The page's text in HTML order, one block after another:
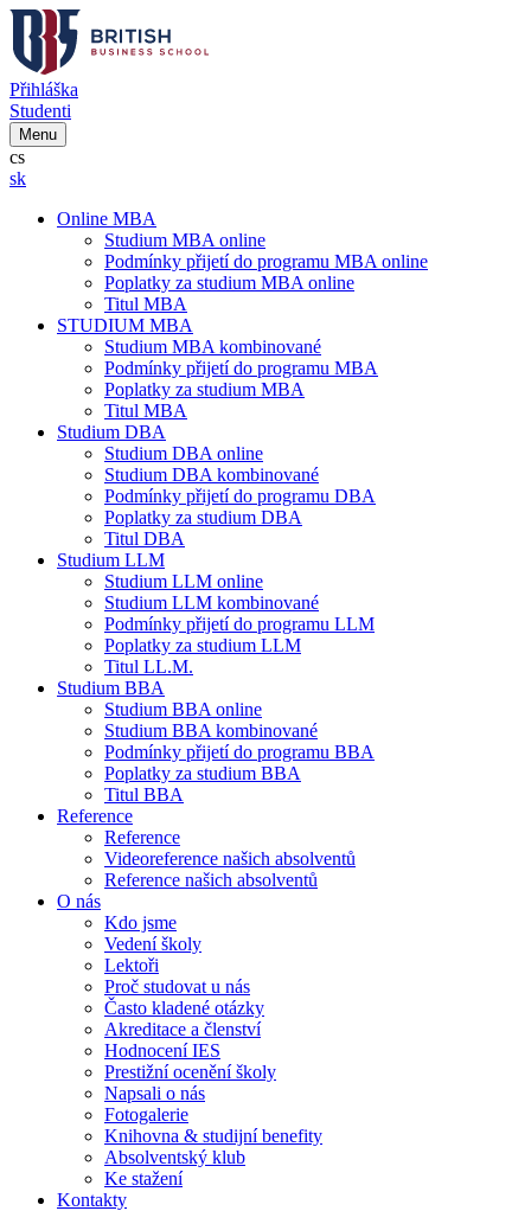
Přihláška
Studenti
Menu
cs
sk
Online MBA
Studium MBA online
Podmínky přijetí do programu MBA online
Poplatky za studium MBA online
Titul MBA
STUDIUM MBA
Studium MBA kombinované
Podmínky přijetí do programu MBA
Poplatky za studium MBA
Titul MBA
Studium DBA
Studium DBA online
Studium DBA kombinované
Podmínky přijetí do programu DBA
Poplatky za studium DBA
Titul DBA
Studium LLM
Studium LLM online
Studium LLM kombinované
Podmínky přijetí do programu LLM
Poplatky za studium LLM
Titul LL.M.
Studium BBA
Studium BBA online
Studium BBA kombinované
Podmínky přijetí do programu BBA
Poplatky za studium BBA
Titul BBA
Reference
Reference
Videoreference našich absolventů
Reference našich absolventů
O nás
Kdo jsme
Vedení školy
Lektoři
Proč studovat u nás
Často kladené otázky
Akreditace a členství
Hodnocení IES
Prestižní ocenění školy
Napsali o nás
Fotogalerie
Knihovna & studijní benefity
Absolventský klub
Ke stažení
Kontakty